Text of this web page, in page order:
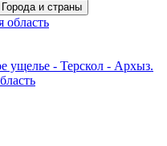
и страны
область
ущелье - Терскол - Архыз.